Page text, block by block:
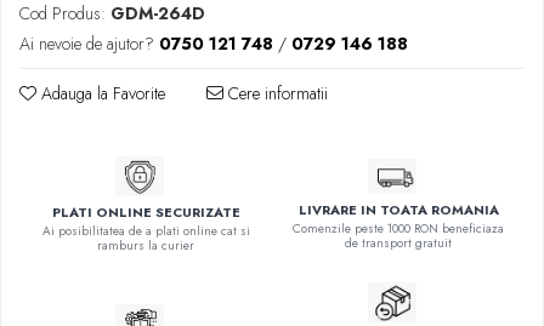
Cod Produs: GDM-264D
Ai nevoie de ajutor? 0750 121 748 / 0729 146 188
Adauga la Favorite Cere informatii
PLATI ONLINE SECURIZATE
Ai posibilitatea de a plati online cat si
ramburs la curier
LIVRARE IN TOATA ROMANIA
Comenzile peste 1000 RON beneficiaza
de transport gratuit